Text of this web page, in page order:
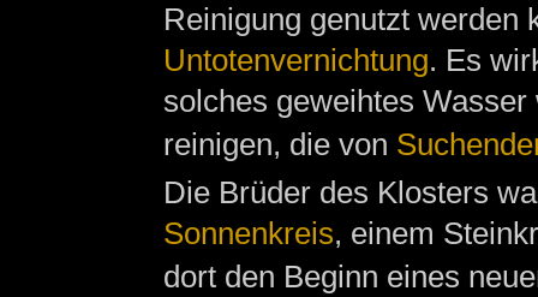
Reinigung genutzt werden
Untotenvernichtung. Es
solches geweihtes
reinigen, die von
Die Brüder des Klosters
Sonnenkreis, einem
dort den Beginn eines